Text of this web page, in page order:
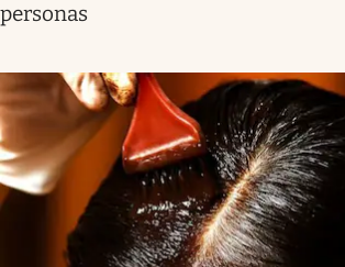
personas